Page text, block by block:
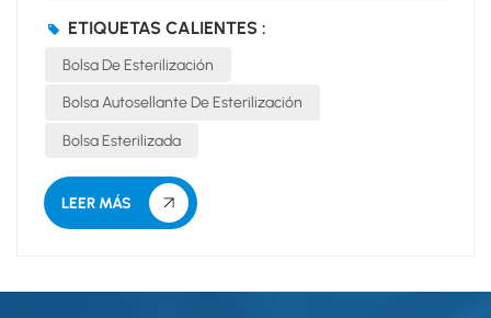
un envase de grado médico, generalmente laminado de
papel y plástico, con una tira adhesiva. Este ingenioso
un instrumento sin necesidad de una termoselladora. Una
vez introducida la bolsa, se retira la tira adhesiva y se
presiona la solapa adhesiva para sellarla completamente. A
continuación,...
ETIQUETAS CALIENTES :
Bolsa De Esterilización
Bolsa Autosellante De Esterilización
Bolsa Esterilizada
LEER MÁS